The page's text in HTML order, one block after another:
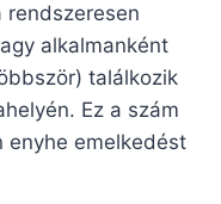
rendszeresen
alkalmanként
találkozik
Ez a szám
enyhe emelkedést